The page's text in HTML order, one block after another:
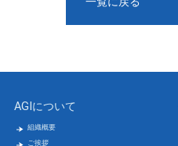
AGIについて
組織概要
ご挨拶